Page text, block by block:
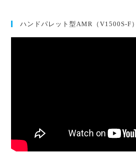
ハンドパレット型AMR（V1500S-F）